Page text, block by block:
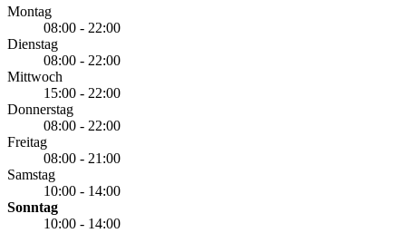
Montag
08:00 - 22:00
Dienstag
08:00 - 22:00
Mittwoch
15:00 - 22:00
Donnerstag
08:00 - 22:00
Freitag
08:00 - 21:00
Samstag
10:00 - 14:00
Sonntag
10:00 - 14:00